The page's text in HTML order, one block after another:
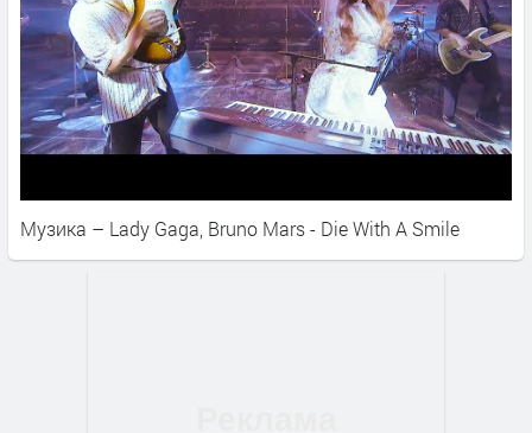
Музика – Lady Gaga, Bruno Mars - Die With A Smile